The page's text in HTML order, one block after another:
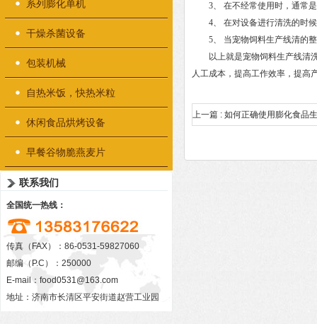
系列膨化单机
干燥杀菌设备
包装机械
自热米饭，快热米粒
休闲食品烘烤设备
早餐谷物脆燕麦片
联系我们
全国统一热线：
传真（FAX）：86-0531-59827060
邮编（P.C）：250000
E-mail： food0531@163.com
地址：济南市长清区平安街道赵营工业园
3、 在不经常使用时，通常是
4、 在对设备进行清洗的时候
5、 当宠物饲料生产线清的整
以上就是宠物饲料生产线清洗
人工成本，提高工作效率，提高
上一篇 : 如何正确使用膨化食品